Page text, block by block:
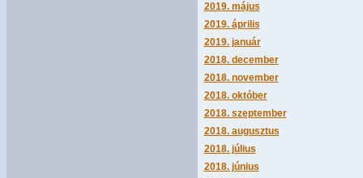
2019. május
2019. április
2019. január
2018. december
2018. november
2018. október
2018. szeptember
2018. augusztus
2018. július
2018. június